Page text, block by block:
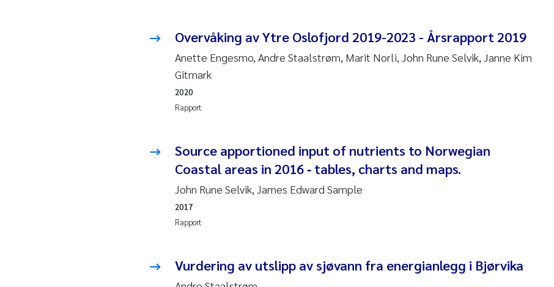
Anastasia Georgantzopoulou
Lena Haugland Moen
Thorjørn Larssen
Overvåking av Ytre Oslofjord 2019-2023 - Årsrapport 2019
Anette Engesmo, Andre Staalstrøm, Marit Norli, John Rune Selvik, Janne Kim
Gitmark
Rapport
2020
Source apportioned input of nutrients to Norwegian
Coastal areas in 2016 ‐ tables, charts and maps.
John Rune Selvik, James Edward Sample
Rapport
2017
Vurdering av utslipp av sjøvann fra energianlegg i Bjørvika